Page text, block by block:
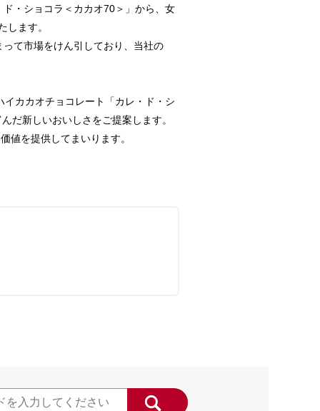
・ショコラ＜カカオ70＞」から、女
ます。
て市場をけん引しており、当社の
カカオチョコレート「カレ・ド・シ
だ新しいおいしさをご提案します。
を提供してまいります。